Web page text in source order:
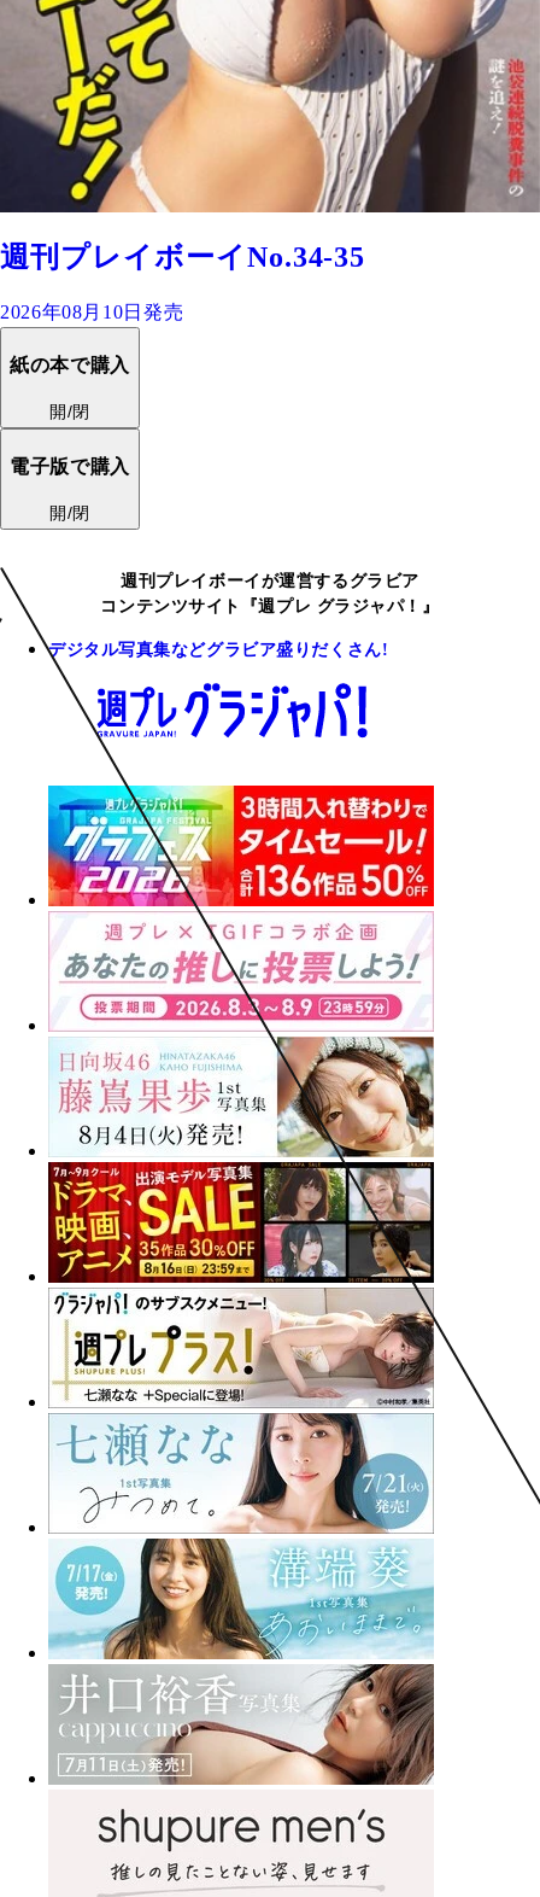
週刊プレイボーイNo.34-35
2026年08月10日発売
紙の本で購入
開/閉
電子版で購入
開/閉
週刊プレイボーイが運営するグラビア
コンテンツサイト『週プレ グラジャパ！』
デジタル写真集などグラビア盛りだくさん!